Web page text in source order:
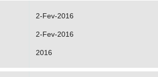
2-Fev-2016
2-Fev-2016
2016